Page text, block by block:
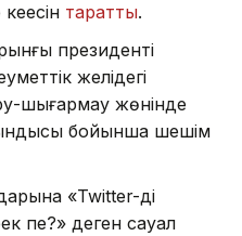
таратты.
президенті
желідегі
шығармау жөнінде
бойынша шешім
«Twitter-дің
пе?» деген сауал